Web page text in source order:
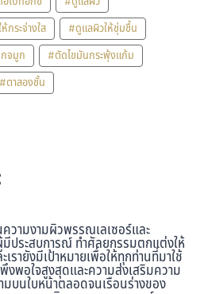
กระจ่างใส
#ดูแลผิวให้ชุ่มชื้น
จมูก
#ตัดไขมันกระพุ้งแก้ม
#ตาสองชั้น
วามงามผิวพรรณเลเซอร์และ
ระสบการณ์ ทำศัลยกรรมตกแต่งให้
รายังมีเป้าหมายเพื่อให้ทุกท่านที่มาใช้
งพอใจสูงสุดและความส่งเสริมความ
มบนใบหน้าตลอดจนเรือนร่างของ